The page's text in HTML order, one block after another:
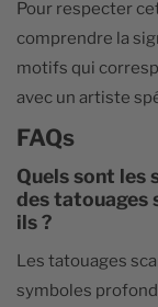
Pour respecter
comprendre la
motifs qui
avec un artiste
FAQs
Quels sont les
des tatouages
ils ?
Les tatouages
symboles